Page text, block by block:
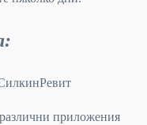
приложения